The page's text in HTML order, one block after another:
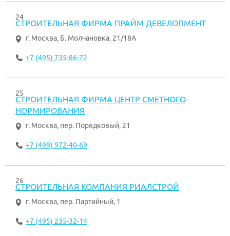
24
СТРОИТЕЛЬНАЯ ФИРМА ПРАЙМ ДЕВЕЛОПМЕНТ
г. Москва, Б. Молчановка, 21/18А
+7 (495) 735-86-72
25
СТРОИТЕЛЬНАЯ ФИРМА ЦЕНТР СМЕТНОГО
НОРМИРОВАНИЯ
г. Москва, пер. Порядковый, 21
+7 (499) 972-40-69
26
СТРОИТЕЛЬНАЯ КОМПАНИЯ РИАЛСТРОЙ
г. Москва, пер. Партийный, 1
+7 (495) 235-32-14